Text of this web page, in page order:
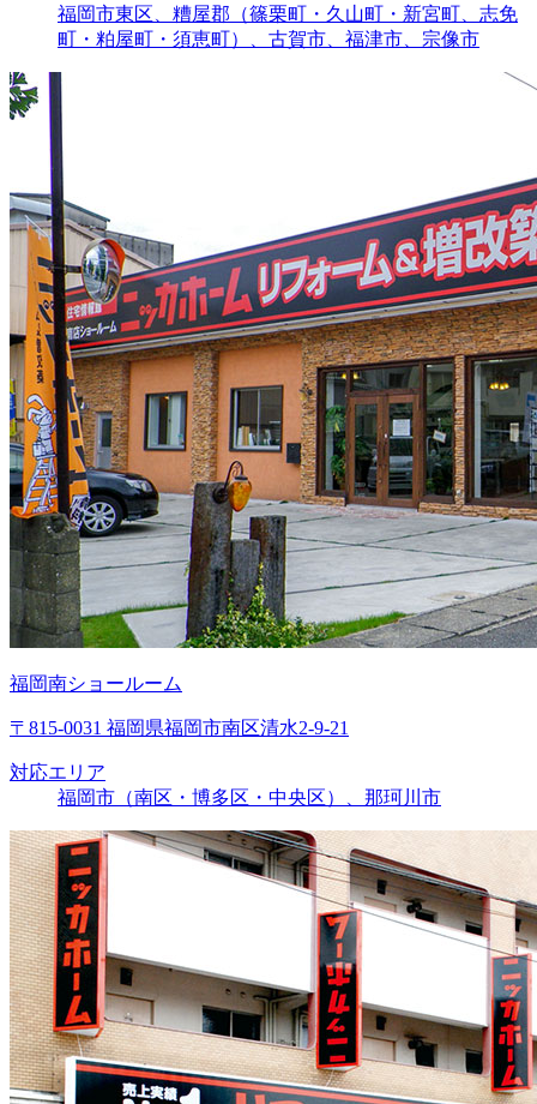
福岡市東区、糟屋郡（篠栗町・久山町・新宮町、志免
町・粕屋町・須恵町）、古賀市、福津市、宗像市
福岡南ショールーム
〒815-0031 福岡県福岡市南区清水2-9-21
対応エリア
福岡市（南区・博多区・中央区）、那珂川市